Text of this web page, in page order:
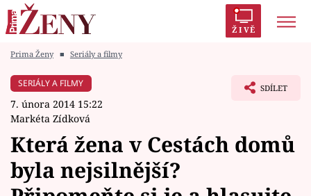
ŽIVĚ
Módní alarm
Témata
Prima Ženy ■ Seriály a filmy
SERIÁLY A FILMY
7. února 2014 15:22
Markéta Zídková
SDÍLET
Která žena v Cestách domů
byla nejsilnější?